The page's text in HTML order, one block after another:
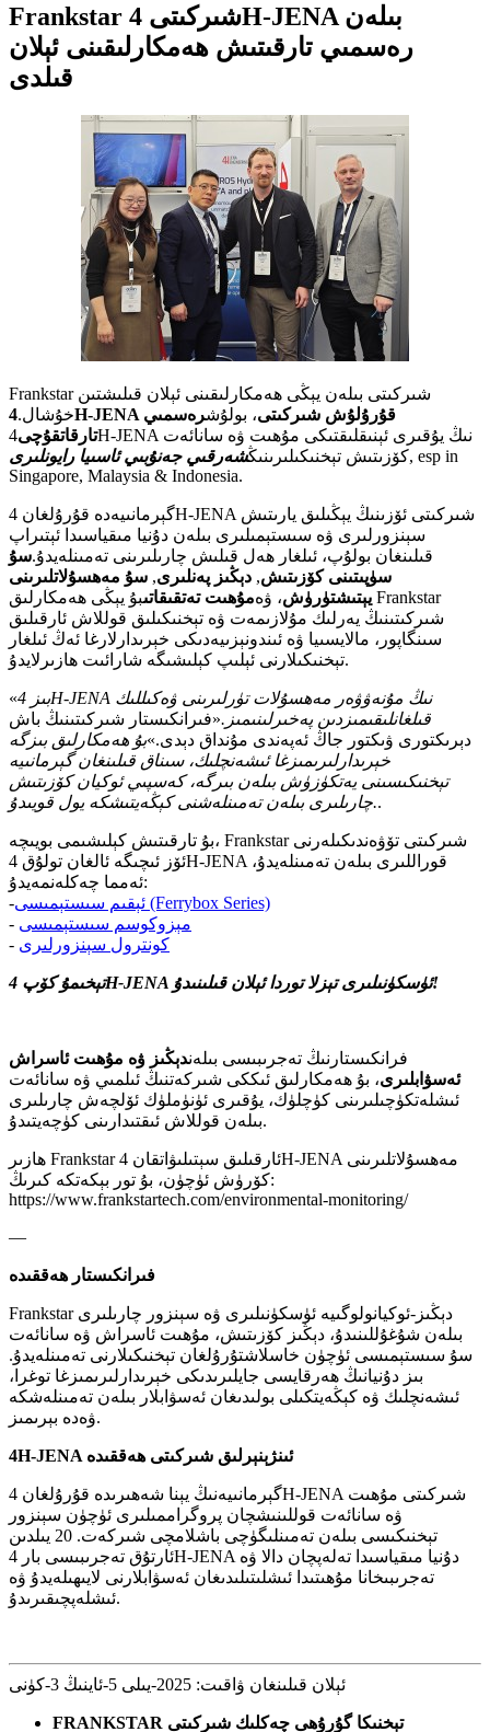
Frankstar شىركىتى 4H-JENA بىلەن
رەسمىي تارقىتىش ھەمكارلىقىنى ئېلان
قىلدى
Frankstar شىركىتى بىلەن يېڭى ھەمكارلىقىنى ئېلان قىلىشتىن
خۇشال.
4H-JENA قۇرۇلۇش شىركىتى، بولۇشرەسمىي
تارقاتقۇچى4H-JENA نىڭ يۇقىرى ئېنىقلىقتىكى مۇھىت ۋە سانائەت
كۆزىتىش تېخنىكىلىرىنىڭشەرقىي جەنۇبىي ئاسىيا رايونلىرى
, esp in
Singapore, Malaysia & Indonesia.
گېرمانىيەدە قۇرۇلغان 4H-JENA شىركىتى ئۆزىنىڭ يېڭىلىق يارىتىش
سېنزورلىرى ۋە سىستېمىلىرى بىلەن دۇنيا مىقياسىدا ئېتىراپ
قىلىنغان بولۇپ، ئىلغار ھەل قىلىش چارىلىرىنى تەمىنلەيدۇ.سۇ
سۈپىتىنى كۆزىتىش, دېڭىز پەنلىرى, سۇ مەھسۇلاتلىرىنى
يېتىشتۈرۈش، ۋەمۇھىت تەتقىقاتىبۇ يېڭى ھەمكارلىق Frankstar
شىركىتىنىڭ يەرلىك مۇلازىمەت ۋە تېخنىكىلىق قوللاش ئارقىلىق
سىنگاپور، مالايسىيا ۋە ئىندونېزىيەدىكى خېرىدارلارغا ئەڭ ئىلغار
تېخنىكىلارنى ئېلىپ كېلىشىگە شارائىت ھازىرلايدۇ.
«بىز 4H-JENA نىڭ مۇنەۋۋەر مەھسۇلات تۈرلىرىنى ۋەكىللىك
قىلغانلىقىمىزدىن پەخىرلىنىمىز.«فىرانكىستار شىركىتىنىڭ باش
دېرىكتورى ۋىكتور جاڭ ئەپەندى مۇنداق دېدى.»بۇ ھەمكارلىق بىزگە
خېرىدارلىرىمىزغا ئىشەنچلىك، سىناق قىلىنغان گېرمانىيە
تېخنىكىسىنى يەتكۈزۈش بىلەن بىرگە، كەسپىي ئوكيان كۆزىتىش
چارىلىرى بىلەن تەمىنلەشنى كېڭەيتىشكە يول قويىدۇ..
بۇ تارقىتىش كېلىشىمى بويىچە، Frankstar شىركىتى تۆۋەندىكىلەرنى
ئۆز ئىچىگە ئالغان تولۇق 4H-JENA قوراللىرى بىلەن تەمىنلەيدۇ،
ئەمما چەكلەنمەيدۇ:
-
ئېقىم سىستېمىسى (Ferrybox Series)
- مېزوكوسم سىستېمىسى
- كونترول سېنزورلىرى
تېخىمۇ كۆپ 4H-JENA ئۈسكۈنىلىرى تېزلا توردا ئېلان قىلىنىدۇ!
فرانكىستارنىڭ تەجرىبىسى بىلەندېڭىز ۋە مۇھىت ئاسراش
ئەسۋابلىرى، بۇ ھەمكارلىق ئىككى شىركەتنىڭ ئىلمىي ۋە سانائەت
ئىشلەتكۈچىلىرىنى كۈچلۈك، يۇقىرى ئۈنۈملۈك ئۆلچەش چارىلىرى
بىلەن قوللاش ئىقتىدارىنى كۈچەيتىدۇ.
ھازىر Frankstar ئارقىلىق سېتىلىۋاتقان 4H-JENA مەھسۇلاتلىرىنى
كۆرۈش ئۈچۈن، بۇ تور بېكەتكە كىرىڭ:
https://www.frankstartech.com/environmental-monitoring/
—
فىرانكىستار ھەققىدە
Frankstar دېڭىز-ئوكيانولوگىيە ئۈسكۈنىلىرى ۋە سېنزور چارىلىرى
بىلەن شۇغۇللىنىدۇ، دېڭىز كۆزىتىش، مۇھىت ئاسراش ۋە سانائەت
سۇ سىستېمىسى ئۈچۈن خاسلاشتۇرۇلغان تېخنىكىلارنى تەمىنلەيدۇ.
بىز دۇنيانىڭ ھەرقايسى جايلىرىدىكى خېرىدارلىرىمىزغا توغرا،
ئىشەنچلىك ۋە كېڭەيتكىلى بولىدىغان ئەسۋابلار بىلەن تەمىنلەشكە
ۋەدە بېرىمىز.
4H-JENA ئىنژېنېرلىق شىركىتى ھەققىدە
گېرمانىيەنىڭ يېنا شەھىرىدە قۇرۇلغان 4H-JENA شىركىتى مۇھىت
ۋە سانائەت قوللىنىشچان پروگراممىلىرى ئۈچۈن سېنزور
تېخنىكىسى بىلەن تەمىنلىگۈچى باشلامچى شىركەت. 20 يىلدىن
ئارتۇق تەجرىبىسى بار 4H-JENA دۇنيا مىقياسىدا تەلەپچان دالا ۋە
تەجرىبىخانا مۇھىتىدا ئىشلىتىلىدىغان ئەسۋابلارنى لايىھىلەيدۇ ۋە
ئىشلەپچىقىرىدۇ.
ئېلان قىلىنغان ۋاقىت: 2025-يىلى 5-ئاينىڭ 3-كۈنى
FRANKSTAR تېخنىكا گۇرۇھى چەكلىك شىركىتى